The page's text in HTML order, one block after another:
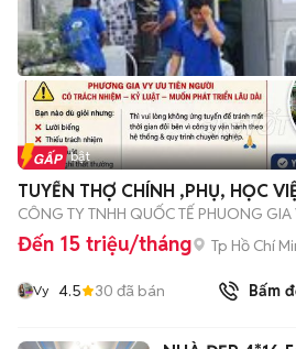
Tin nổi bật
TUYỂN THỢ CHÍNH ,PHỤ, HỌC
CÔNG TY TNHH QUỐC TẾ PHUONG
Đến 15 triệu/tháng Tp Hồ Chí
Vy 4.5 30 đã bán Bấm